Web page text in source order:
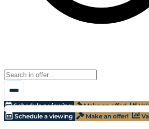
Schedule a viewing Make an offer!
Schedule a viewing
Make an offer!